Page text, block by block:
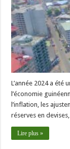
L’année 2024 a été
l’économie
l’inflation, les
réserves en
Lire plus »